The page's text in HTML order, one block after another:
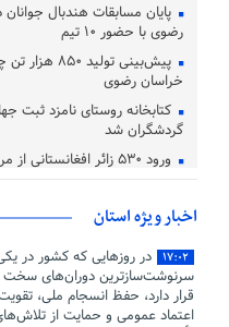
پایان مسابقات هندبال
رضوی با حضور ۱۰ تیم
پیش‌بینی
خراسان رضوی
کتابخانه روستای نامزد ثبت
گردشگران شد
ورود ۵۳۰ زائر افغانستانی از مرز دوغارون تایباد
اخبار ویژه استان
۱۷:۰۲
در روزهایی که کشور در
سرنوشت‌سازترین دوران‌های
قرار دارد، حفظ انسجام ملی،
اعتماد عمومی و حمایت از